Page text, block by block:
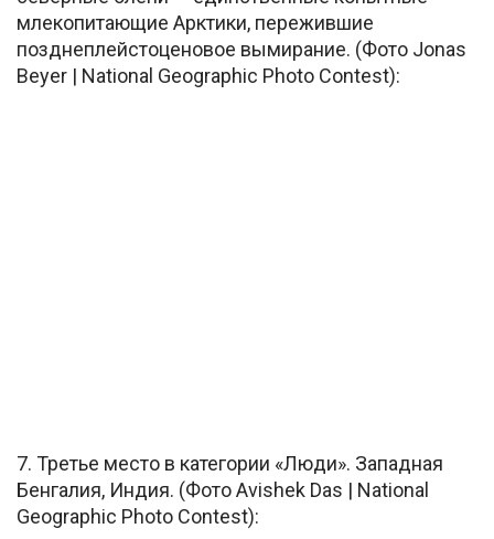
млекопитающие Арктики, пережившие
позднеплейстоценовое вымирание. (Фото Jonas
Beyer | National Geographic Photo Contest):
7. Третье место в категории «Люди». Западная
Бенгалия, Индия. (Фото Avishek Das | National
Geographic Photo Contest):